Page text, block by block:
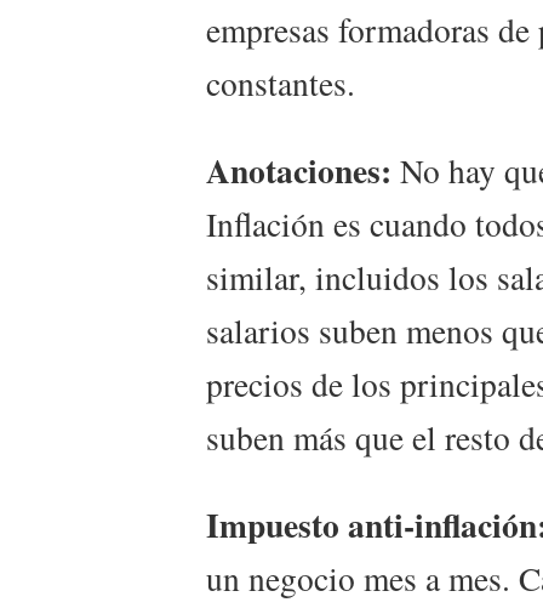
empresas formadoras
constantes.
Anotaciones: No hay
Inflación es cuando
similar, incluidos los
salarios suben menos
precios de los
suben más que el resto
Impuesto anti-
un negocio mes a mes.